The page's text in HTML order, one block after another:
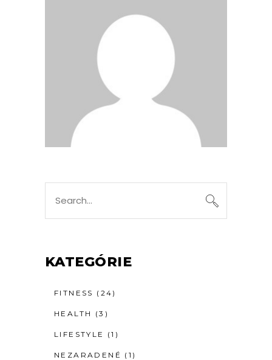
for:
KATEGÓRIE
FITNESS (24)
HEALTH (3)
LIFESTYLE (1)
NEZARADENÉ (1)